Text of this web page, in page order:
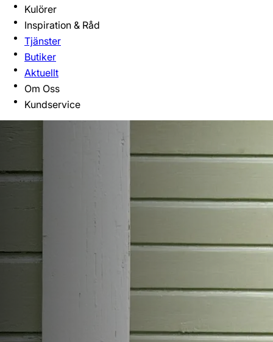
Kulörer
Inspiration & Råd
Tjänster
Butiker
Aktuellt
Om Oss
Kundservice